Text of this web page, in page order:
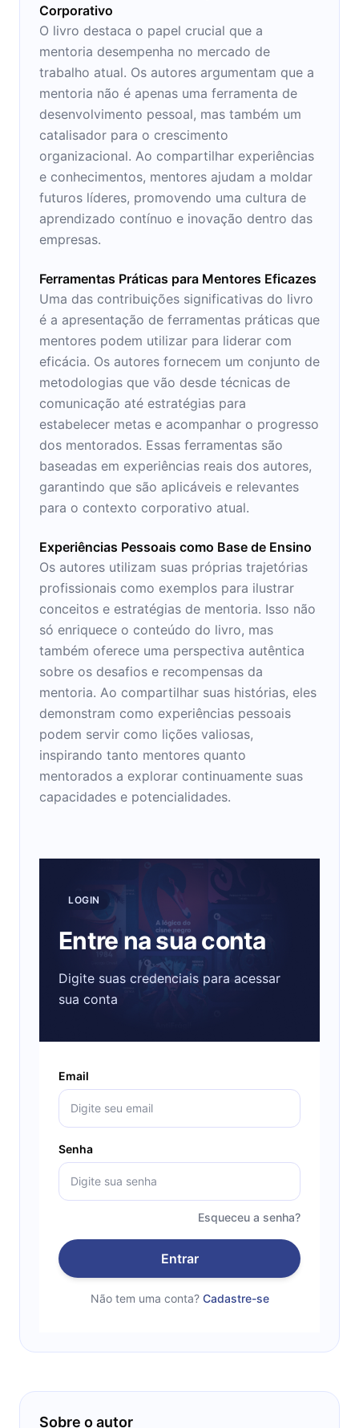
Corporativo
O livro destaca o papel crucial que a
mentoria desempenha no mercado de
trabalho atual. Os autores argumentam que a
mentoria não é apenas uma ferramenta de
desenvolvimento pessoal, mas também um
catalisador para o crescimento
organizacional. Ao compartilhar experiências
e conhecimentos, mentores ajudam a moldar
futuros líderes, promovendo uma cultura de
aprendizado contínuo e inovação dentro das
empresas.
Ferramentas Práticas para Mentores Eficazes
Uma das contribuições significativas do livro
é a apresentação de ferramentas práticas que
mentores podem utilizar para liderar com
eficácia. Os autores fornecem um conjunto de
metodologias que vão desde técnicas de
comunicação até estratégias para
estabelecer metas e acompanhar o progresso
dos mentorados. Essas ferramentas são
baseadas em experiências reais dos autores,
garantindo que são aplicáveis e relevantes
para o contexto corporativo atual.
Experiências Pessoais como Base de Ensino
Os autores utilizam suas próprias trajetórias
profissionais como exemplos para ilustrar
conceitos e estratégias de mentoria. Isso não
só enriquece o conteúdo do livro, mas
também oferece uma perspectiva autêntica
sobre os desafios e recompensas da
mentoria. Ao compartilhar suas histórias, eles
demonstram como experiências pessoais
podem servir como lições valiosas,
inspirando tanto mentores quanto
mentorados a explorar continuamente suas
capacidades e potencialidades.
LOGIN
Entre na sua conta
Digite suas credenciais para acessar
sua conta
Email
Senha
Esqueceu a senha?
Entrar
Não tem uma conta? Cadastre-se
Sobre o autor